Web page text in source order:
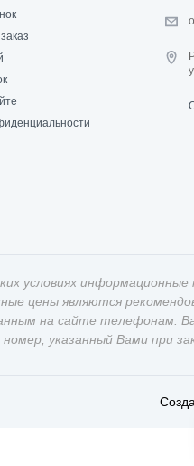
условиях
цены являются
на сайте телефонам.
указанный Вами при